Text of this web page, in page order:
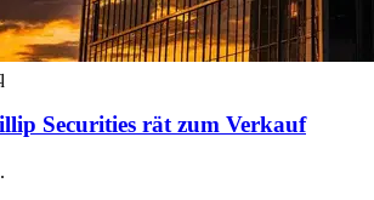
Securities rät zum Verkauf